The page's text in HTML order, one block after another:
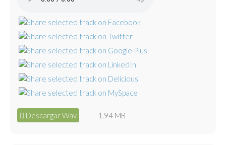
Descargar Wav 1.94 MB